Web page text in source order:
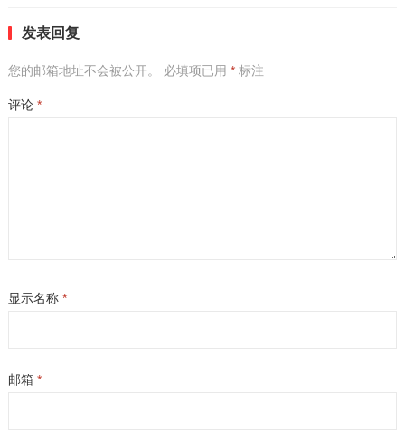
发表回复
您的邮箱地址不会被公开。 必填项已用 *标注
评论 *
显示名称 *
邮箱 *